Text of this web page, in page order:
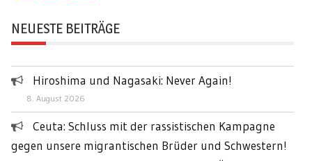
NEUESTE BEITRÄGE
Hiroshima und Nagasaki: Never Again!
8. August 2026
Ceuta: Schluss mit der rassistischen Kampagne
gegen unsere migrantischen Brüder und Schwestern!